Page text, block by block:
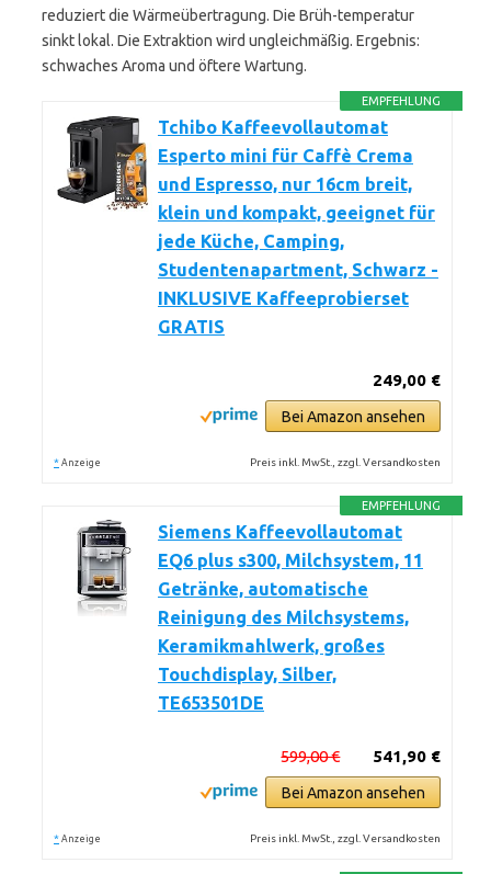
reduziert die Wärmeübertragung. Die Brüh-temperatur
sinkt lokal. Die Extraktion wird ungleichmäßig. Ergebnis:
schwaches Aroma und öftere Wartung.
EMPFEHLUNG
Tchibo Kaffeevollautomat
Esperto mini für Caffè Crema
und Espresso, nur 16cm breit,
klein und kompakt, geeignet für
jede Küche, Camping,
Studentenapartment, Schwarz -
INKLUSIVE Kaffeeprobierset
GRATIS
249,00 €
Bei Amazon ansehen
* Anzeige Preis inkl. MwSt., zzgl. Versandkosten
EMPFEHLUNG
Siemens Kaffeevollautomat
EQ6 plus s300, Milchsystem, 11
Getränke, automatische
Reinigung des Milchsystems,
Keramikmahlwerk, großes
Touchdisplay, Silber,
TE653501DE
541,90 €
599,00 €
Bei Amazon ansehen
* Anzeige Preis inkl. MwSt., zzgl. Versandkosten